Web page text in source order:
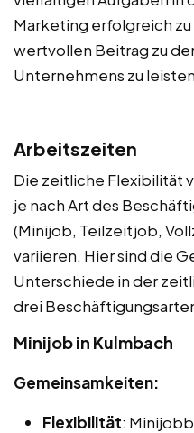
Marketing erfolgreich
wertvollen Beitrag zu
Unternehmens zu
Arbeitszeiten
Die zeitliche Flexibilität
je nach Art des
(Minijob, Teilzeitjob,
variieren. Hier sind die
Unterschiede in der
drei
Minijob in Kulmbach
Gemeinsamkeiten:
Flexibilität: